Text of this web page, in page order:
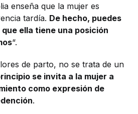
enseña que la mujer es
tardía. De hecho, puedes
ella tiene una posición
“.
de parto, no se trata de un
se invita a la mujer a
como expresión de
.